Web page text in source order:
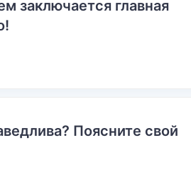
заключается главная
Поясните свой